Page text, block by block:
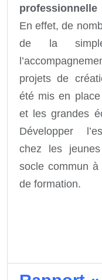
En effet, de
de la
projets de
été mis en
et les grandes
Développer
chez les
socle commun
de formation.